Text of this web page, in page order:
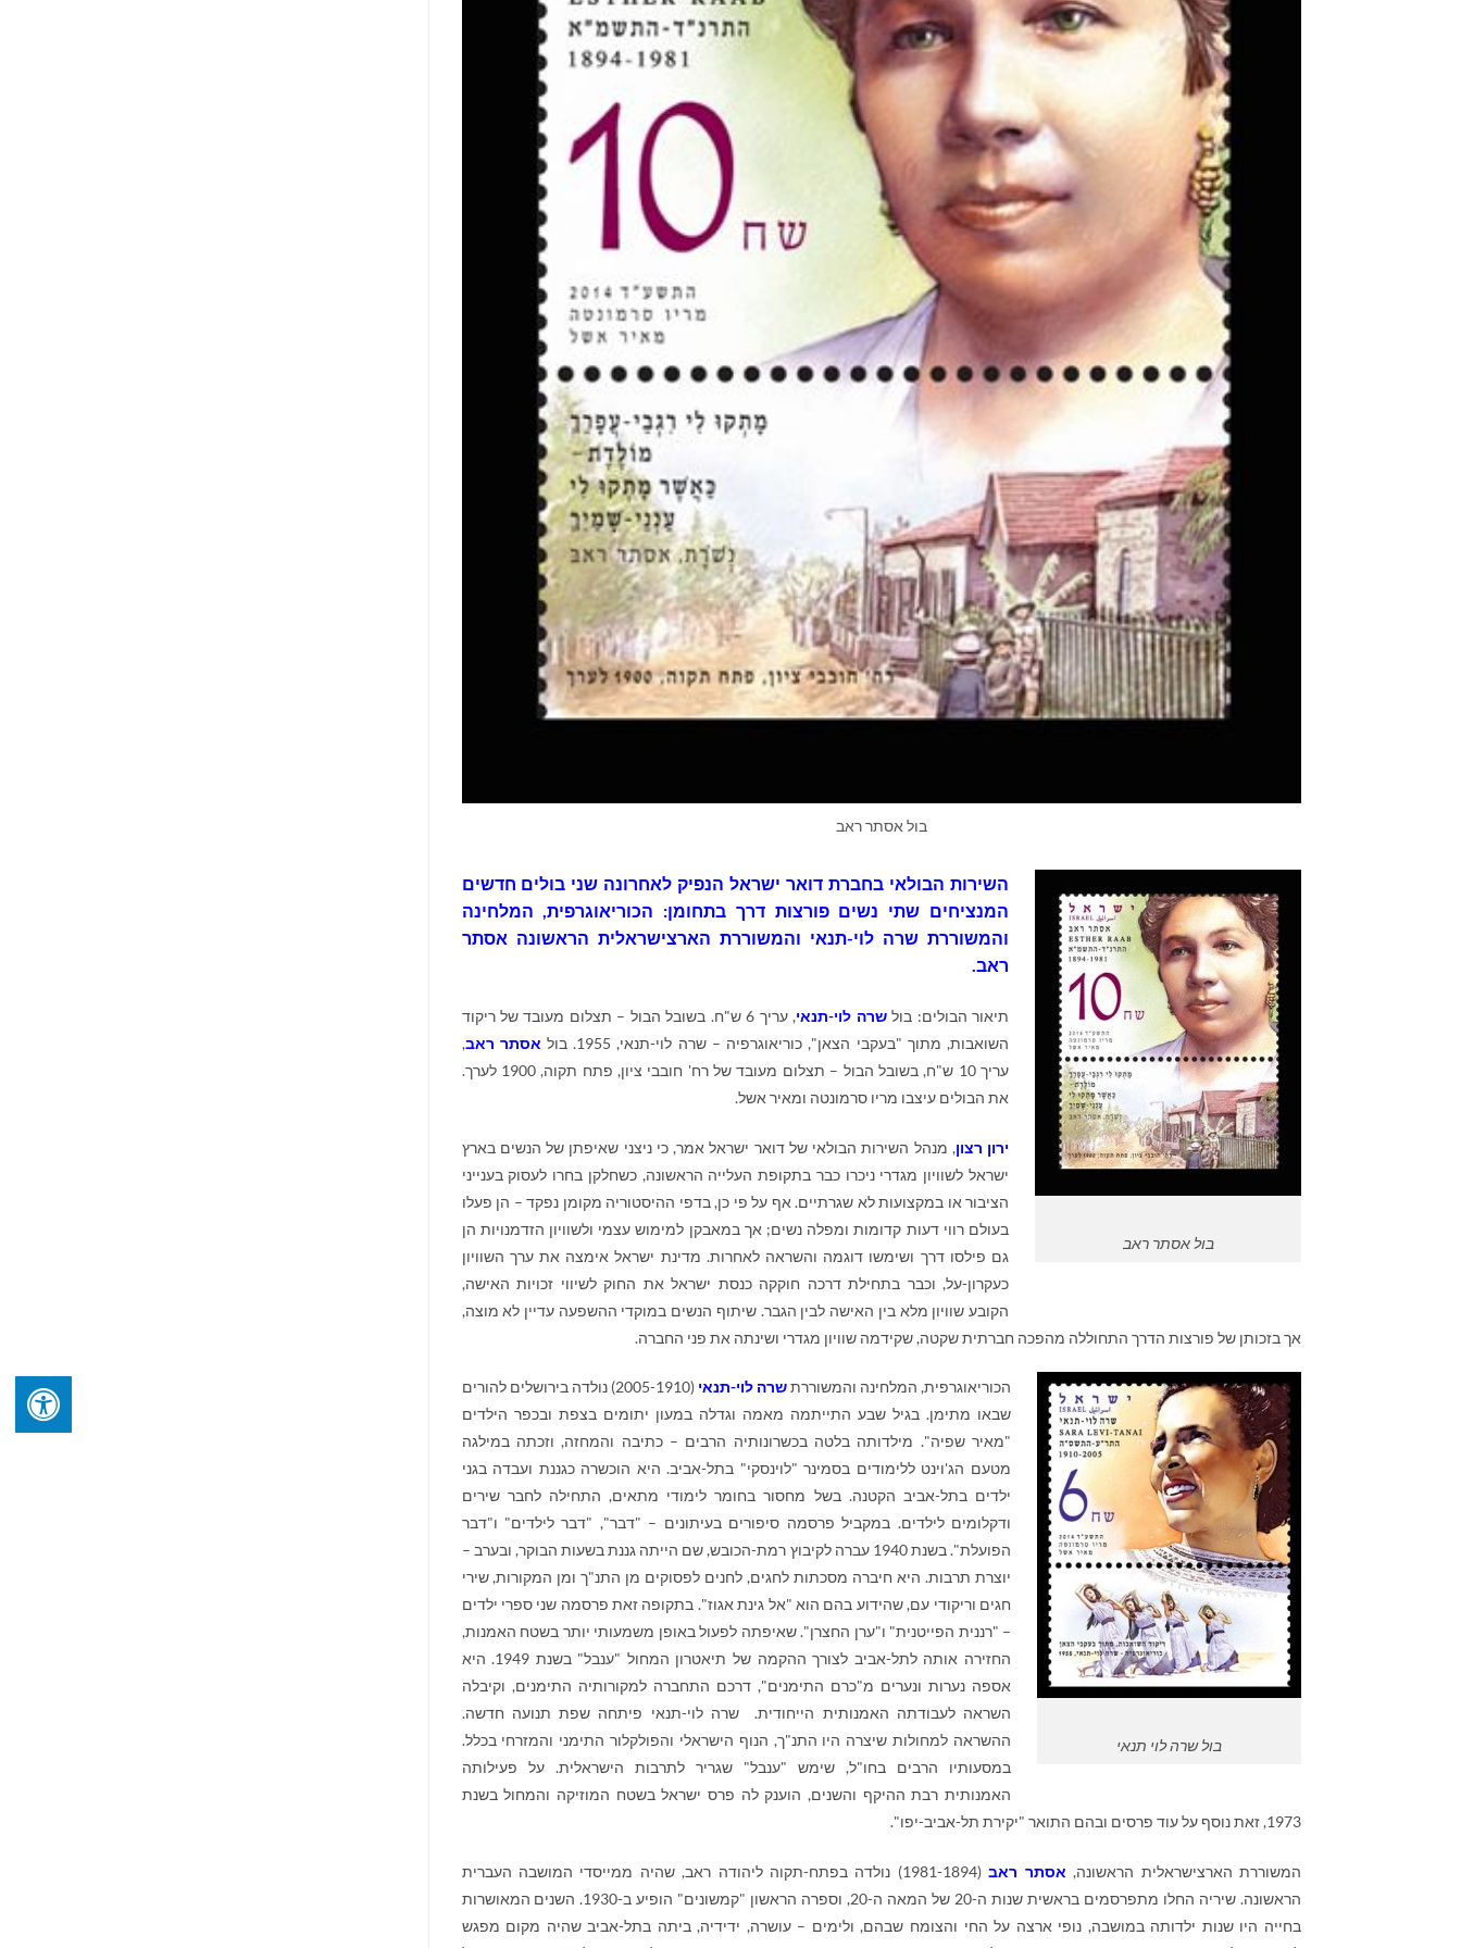
בול אסתר ראב
בול אסתר ראב
השירות הבולאי בחברת דואר ישראל הנפיק לאחרונה שני בולים חדשים
המנציחים שתי נשים פורצות דרך בתחומן: הכוריאוגרפית, המלחינה
והמשוררת שרה לוי-תנאי והמשוררת הארצישראלית הראשונה אסתר
ראב.
תיאור הבולים: בולשרה לוי-תנאי
, עריך 6 ש"ח. בשובל הבול – תצלום מעובד של ריקוד
השואבות, מתוך "בעקבי הצאן", כוריאוגרפיה – שרה לוי-תנאי, 1955. בול
אסתר ראב,
עריך 10 ש"ח, בשובל הבול – תצלום מעובד של רח' חובבי ציון, פתח תקוה, 1900 לערך.
את הבולים עיצבו מריו סרמונטה ומאיר אשל.
ירון רצון, מנהל השירות הבולאי של דואר ישראל אמר, כי ניצני שאיפתן של הנשים בארץ
ישראל לשוויון מגדרי ניכרו כבר בתקופת העלייה הראשונה, כשחלקן בחרו לעסוק בענייני
הציבור או במקצועות לא שגרתיים. אף על פי כן, בדפי ההיסטוריה מקומן נפקד – הן פעלו
בעולם רווי דעות קדומות ומפלה נשים; אך במאבקן למימוש עצמי ולשוויון הזדמנויות הן
גם פילסו דרך ושימשו דוגמה והשראה לאחרות. מדינת ישראל אימצה את ערך השוויון
כעקרון-על, וכבר בתחילת דרכה חוקקה כנסת ישראל את החוק לשיווי זכויות האישה,
הקובע שוויון מלא בין האישה לבין הגבר. שיתוף הנשים במוקדי ההשפעה עדיין לא מוצה,
אך בזכותן של פורצות הדרך התחוללה מהפכה חברתית שקטה, שקידמה שוויון מגדרי ושינתה את פני החברה.
בול שרה לוי תנאי
הכוריאוגרפית, המלחינה והמשוררתשרה לוי-תנאי
(2005-1910) נולדה בירושלים להורים
שבאו מתימן. בגיל שבע התייתמה מאמה וגדלה במעון יתומים בצפת ובכפר הילדים
"מאיר שפיה". מילדותה בלטה בכשרונותיה הרבים – כתיבה והמחזה, וזכתה במילגה
מטעם הג'וינט ללימודים בסמינר "לוינסקי" בתל-אביב. היא הוכשרה כגננת ועבדה בגני
ילדים בתל-אביב הקטנה. בשל מחסור בחומר לימודי מתאים, התחילה לחבר שירים
ודקלומים לילדים. במקביל פרסמה סיפורים בעיתונים – "דבר", "דבר לילדים" ו"דבר
הפועלת". בשנת 1940 עברה לקיבוץ רמת-הכובש, שם הייתה גננת בשעות הבוקר, ובערב –
יוצרת תרבות. היא חיברה מסכתות לחגים, לחנים לפסוקים מן התנ"ך ומן המקורות, שירי
חגים וריקודי עם, שהידוע בהם הוא "אל גינת אגוז". בתקופה זאת פרסמה שני ספרי ילדים
– "רננית הפייטנית" ו"ערן החצרן". שאיפתה לפעול באופן משמעותי יותר בשטח האמנות,
החזירה אותה לתל-אביב לצורך ההקמה של תיאטרון המחול "ענבל" בשנת 1949. היא
אספה נערות ונערים מ"כרם התימנים", דרכם התחברה למקורותיה התימנים, וקיבלה
השראה לעבודתה האמנותית הייחודית. שרה לוי-תנאי פיתחה שפת תנועה חדשה.
ההשראה למחולות שיצרה היו התנ"ך, הנוף הישראלי והפולקלור התימני והמזרחי בכלל.
במסעותיו הרבים בחו"ל, שימש "ענבל" שגריר לתרבות הישראלית. על פעילותה
האמנותית רבת ההיקף והשנים, הוענק לה פרס ישראל בשטח המוזיקה והמחול בשנת
1973, זאת נוסף על עוד פרסים ובהם התואר "יקירת תל-אביב-יפו".
המשוררת הארצישראלית הראשונה, אסתר ראב
(1981-1894) נולדה בפתח-תקוה ליהודה ראב, שהיה ממייסדי המושבה העברית
הראשונה. שיריה החלו מתפרסמים בראשית שנות ה-20 של המאה ה-20, וספרה הראשון "קמשונים" הופיע ב-1930. השנים המאושרות
בחייה היו שנות ילדותה במושבה, נופי ארצה על החי והצומח שבהם, ולימים – עושרה, ידידיה, ביתה בתל-אביב שהיה מקום מפגש